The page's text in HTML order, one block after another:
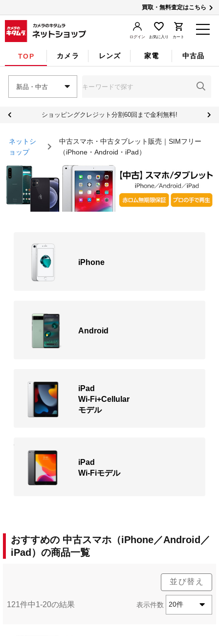
買取・無料査定はこちら
ログイン お気に入り カート
TOP カメラ レンズ 家電 中古品
新品・中古
ショッピングクレジット分割60回まで金利無料!
ネットシ
ョップ
中古スマホ・中古タブレット販売｜SIMフリー
（iPhone・Android・iPad）
iPhone
Android
iPad
Wi-Fi+Cellular
モデル
iPad
Wi-Fiモデル
おすすめの 中古スマホ（iPhone／Android／
iPad）の商品一覧
並び替え
121件中1-20の結果 表示件数 20件